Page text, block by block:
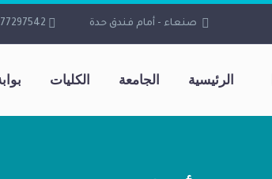
صنعاء - أمام فندق حدة
الرئيسية الجامعة الكليات